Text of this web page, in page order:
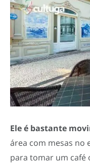
Ele é bastante
área com mesas no
para tomar um café